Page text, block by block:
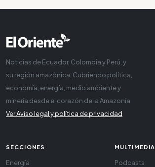
Noticias de Ecuador, Colombia y Perú, y
su región amazónica. Cubriendo política,
economía, energía, medio ambiente y
minería desde el corazón de la Amazonía
Ver Aviso legal y política de privacidad
SECCIONES
Energía
MULTIMEDIA
Podcasts